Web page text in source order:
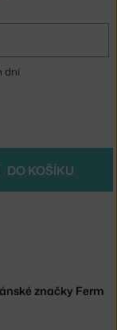
dní
DO KOŠÍKU
značky Ferm